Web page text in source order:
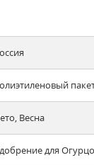
Весна
для